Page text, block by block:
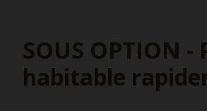
SOUS OPTION -
habitable